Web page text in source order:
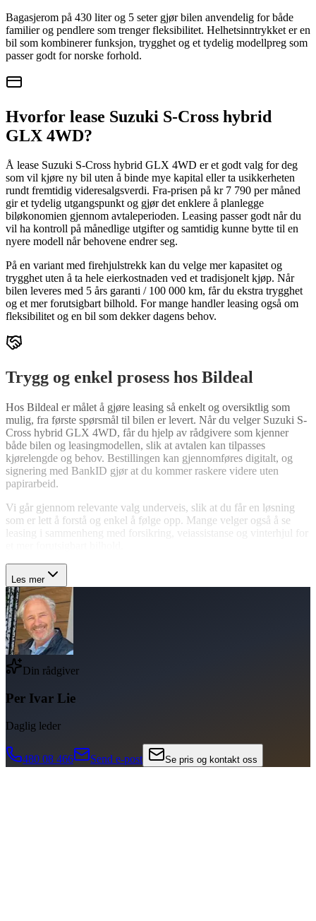
Bagasjerom på 430 liter og 5 seter gjør bilen anvendelig for både
familier og pendlere som trenger fleksibilitet. Helhetsinntrykket er en
bil som kombinerer funksjon, trygghet og et tydelig modellpreg som
passer godt for norske forhold.
Hvorfor lease Suzuki S-Cross hybrid
GLX 4WD?
Å lease Suzuki S-Cross hybrid GLX 4WD er et godt valg for deg
som vil kjøre ny bil uten å binde mye kapital eller ta usikkerheten
rundt fremtidig videresalgsverdi. Fra-prisen på kr 7 790 per måned
gir et tydelig utgangspunkt og gjør det enklere å planlegge
biløkonomien gjennom avtaleperioden. Leasing passer godt når du
vil ha kontroll på månedlige utgifter og samtidig kunne bytte til en
nyere modell når behovene endrer seg.
På en variant med firehjulstrekk kan du velge mer kapasitet og
trygghet uten å ta hele eierkostnaden ved et tradisjonelt kjøp. Når
bilen leveres med 5 års garanti / 100 000 km, får du ekstra trygghet
og et mer forutsigbart bilhold. For mange handler leasing også om
fleksibilitet og en bil som dekker dagens behov.
Trygg og enkel prosess hos Bildeal
Hos Bildeal er målet å gjøre leasing så enkelt og oversiktlig som
mulig, fra første spørsmål til bilen er levert. Når du velger Suzuki S-
Cross hybrid GLX 4WD, får du hjelp av rådgivere som kjenner
både bilen og leasingmodellen, slik at avtalen kan tilpasses
kjørelengde og behov. Bestillingen kan gjennomføres digitalt, og
signering med BankID gjør at du kommer raskere videre uten
papirarbeid.
Vi går gjennom relevante valg underveis, slik at du får en løsning
som er lett å forstå og enkel å følge opp. Mange velger også å se
leasing i sammenheng med forsikring, veiassistanse og vinterhjul for
Les mer
Din rådgiver
Per Ivar Lie
Daglig leder
480 08 466 Send e-post Se pris og kontakt oss